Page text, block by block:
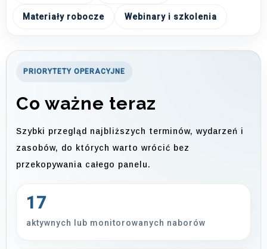
Materiały robocze Webinary i szkolenia
PRIORYTETY OPERACYJNE
Co ważne teraz
Szybki przegląd najbliższych terminów, wydarzeń i
zasobów, do których warto wrócić bez
przekopywania całego panelu.
17
aktywnych lub monitorowanych naborów